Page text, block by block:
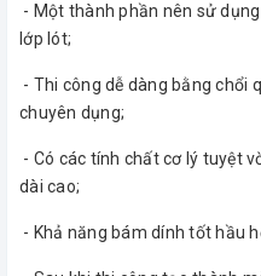
- Một thành phần nên sử
lớp lót;
- Thi công dễ dàng bằng chổi
chuyên dụng;
- Có các tính chất cơ lý tuyệt
dài cao;
- Khả năng bám dính tốt hầu